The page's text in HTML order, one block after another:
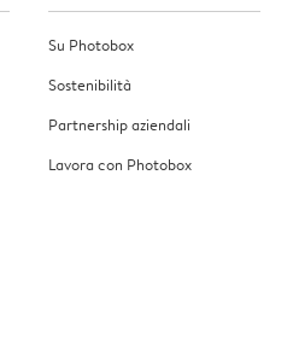
Su Photobox
Sostenibilità
Partnership aziendali
Lavora con Photobox